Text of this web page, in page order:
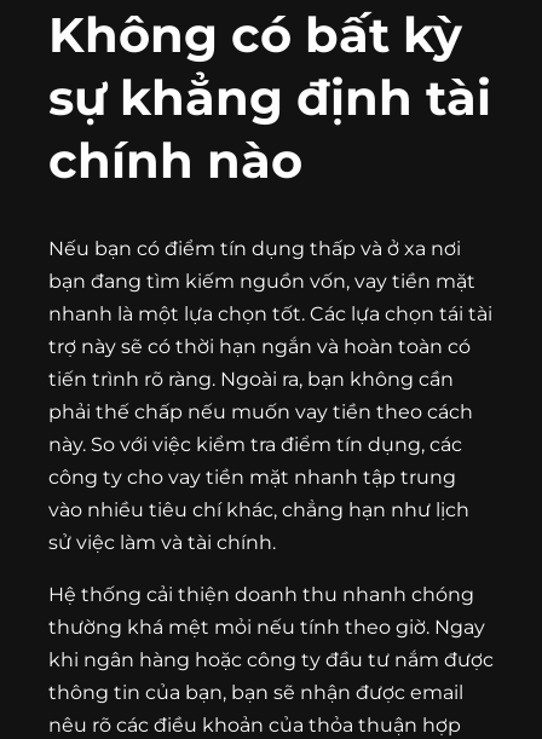
Không có bất kỳ
sự khẳng định tài
chính nào
Nếu bạn có điểm tín dụng thấp và ở xa nơi
bạn đang tìm kiếm nguồn vốn, vay tiền mặt
nhanh là một lựa chọn tốt. Các lựa chọn tái tài
trợ này sẽ có thời hạn ngắn và hoàn toàn có
tiến trình rõ ràng. Ngoài ra, bạn không cần
phải thế chấp nếu muốn vay tiền theo cách
này. So với việc kiểm tra điểm tín dụng, các
công ty cho vay tiền mặt nhanh tập trung
vào nhiều tiêu chí khác, chẳng hạn như lịch
sử việc làm và tài chính.
Hệ thống cải thiện doanh thu nhanh chóng
thường khá mệt mỏi nếu tính theo giờ. Ngay
khi ngân hàng hoặc công ty đầu tư nắm được
thông tin của bạn, bạn sẽ nhận được email
nêu rõ các điều khoản của thỏa thuận hợp